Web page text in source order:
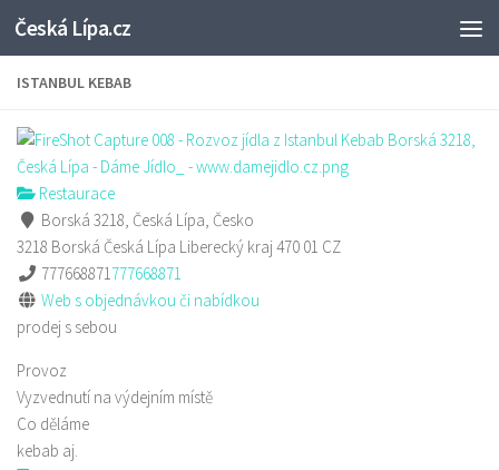
Skip to content
Česká Lípa.cz
ISTANBUL KEBAB
Restaurace
Borská 3218, Česká Lípa, Česko
3218 Borská Česká Lípa Liberecký kraj470 01 CZ
777668871777668871
Web s objednávkou či nabídkou
prodej s sebou
Provoz
Vyzvednutí na výdejním místě
Co děláme
kebab aj.